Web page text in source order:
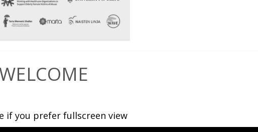
if you prefer fullscreen view